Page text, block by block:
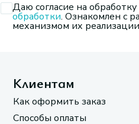
Даю согласие на
обработки. Ознакомлен с
механизмом их
Клиентам
Как оформить заказ
Способы оплаты